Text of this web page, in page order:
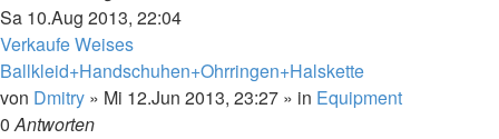
Sa 10.Aug 2013, 22:04
Verkaufe Weises
Ballkleid+Handschuhen+Ohrringen+Halskette
von Dmitry » Mi 12.Jun 2013, 23:27 » in Equipment
0Antworten